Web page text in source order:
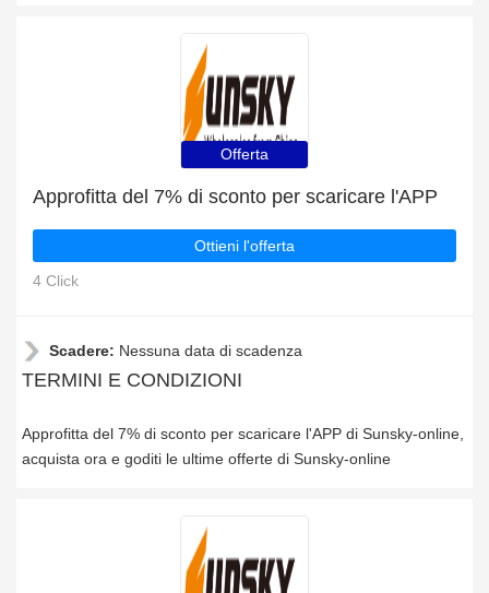
Offerta
Approfitta del 7% di sconto per scaricare l'APP
Ottieni l'offerta
4 Click
Scadere: Nessuna data di scadenza
TERMINI E CONDIZIONI
Approfitta del 7% di sconto per scaricare l'APP di Sunsky-online,
acquista ora e goditi le ultime offerte di Sunsky-online